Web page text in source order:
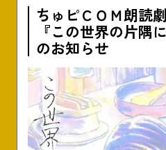
が到着しました。本作は戦時下の
ちゅピＣＯＭ朗読
『この世界の片
のお知らせ